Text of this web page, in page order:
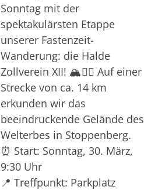
Sonntag mit der
spektakulärsten Etappe
unserer Fastenzeit-
Wanderung: die Halde
Zollverein XII! 🏔️🚶‍♂️ Auf einer
Strecke von ca. 14 km
erkunden wir das
beeindruckende Gelände des
Welterbes in Stoppenberg.
⏰ Start: Sonntag, 30. März,
9:30 Uhr
📍 Treffpunkt: Parkplatz